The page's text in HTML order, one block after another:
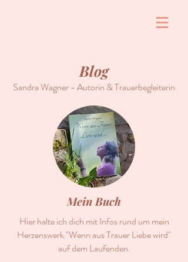
Blog
Sandra Wagner - Autorin & Trauerbegleiterin
Mein Buch
Hier halte ich dich mit Infos rund um mein
Herzenswerk "Wenn aus Trauer Liebe wird"
auf dem Laufenden.